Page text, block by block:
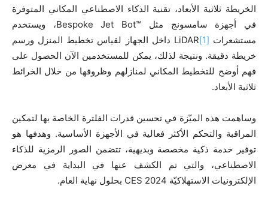
الخريطة ثلاثية الأبعاد، تقنية الذكاء الاصطناعي المكاني المتوفرة
في أجهزة سامسونج مثل Bespoke Jet Bot™‎، ويستخدم
مستشعرات [1]
LiDAR داخل الجهاز لقياس تخطيط المنزل ورسم
خريطة دقيقة. ونتيجة لذلك، يمكن للمستخدمين الآن الحصول على
فهم أوضح للتخطيط المكاني لمنازلهم وظروفها من خلال الخرائط
ثلاثية الأبعاد.
وساهمت هذه الميّزة في تحسين قدرات الفلترة الخاصة بها لتمكين
المراقبة والتحكم الأكثر فعالية في الأجهزة الأساسية. وهدفها هو
توفير خدمة ذكية مخصصة وبديهية، تتضمن الصور الرمزية للذكاء
الاصطناعي، والتي تم الكشف عنها في البداية في معرض
الإلكترونيات الاستهلاكيّة CES 2024 بحلول نهاية العام.